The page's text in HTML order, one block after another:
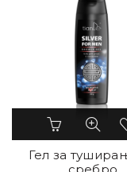
Гел за